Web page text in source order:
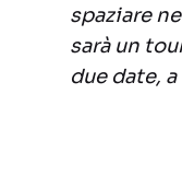
spaziare
sarà un
due date,